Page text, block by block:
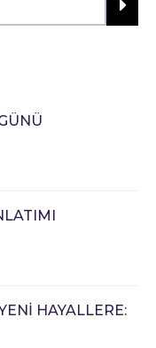
HAYALLERE: